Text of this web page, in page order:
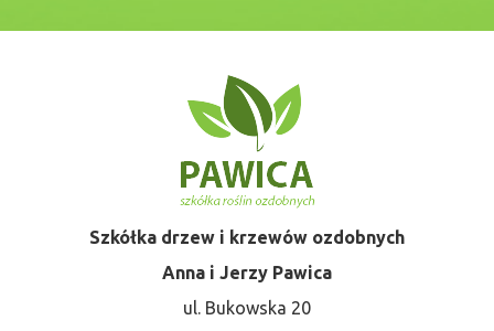
Szkółka drzew i krzewów ozdobnych
Anna i Jerzy Pawica
ul. Bukowska 20